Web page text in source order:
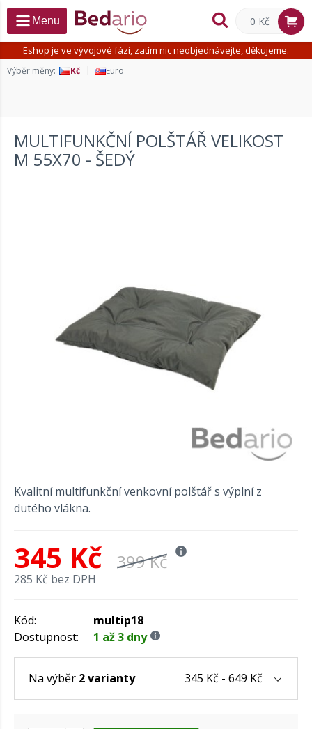
Eshop je ve vývojové fázi, zatím nic neobjednávejte, děkujeme.
Výběr měny: Kč Euro
Menu 0 Kč
MULTIFUNKČNÍ POLŠTÁŘ VELIKOST
M 55X70 - ŠEDÝ
Kvalitní multifunkční venkovní polštář s výplní z
dutého vlákna.
345 Kč 399 Kč
285 Kč bez DPH
Kód:
multip18
Dostupnost:
1 až 3 dny
Na výběr 2 varianty 345 Kč - 649 Kč